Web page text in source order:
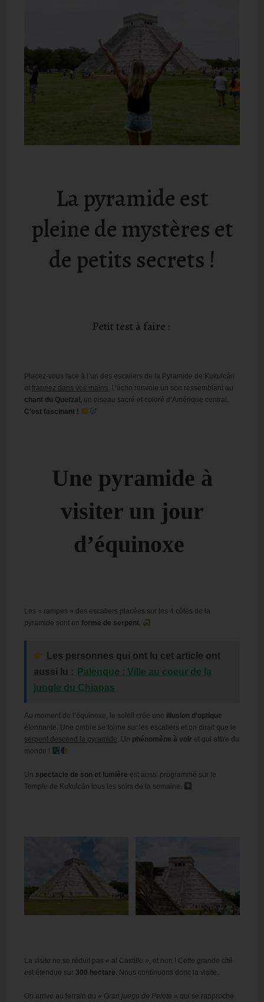
La pyramide est
pleine de mystères et
de petits secrets !
Petit test à faire :
Placez-vous face à l’un des escaliers de la Pyramide de Kukulcán
etfrappez dans vos mains. L’écho renvoie un son ressemblant au
chant du Quetzal, un oiseau sacré et coloré d’Amérique central.
C’est fascinant !
Une pyramide à
visiter un jour
d’équinoxe
Les « rampes » des escaliers placées sur les 4 côtés de la
pyramide sont enforme de serpent.
Les personnes qui ont lu cet article ont
aussi lu : Palenque : Ville au coeur de la
jungle du Chiapas
Au moment de l’équinoxe, le soleil crée une illusion d’optique
étonnante. Une ombre se forme sur les escaliers et on dirait que le
serpent descend la pyramide. Un phénomène à voir et qui attire du
monde !
Un spectacle de son et lumière est aussi programmé sur le
Temple de Kukulcán tous les soirs de la semaine.
La visite ne se réduit pas « al Castillo », et non ! Cette grande cité
est étendue sur 300 hectare. Nous continuons donc la visite.
On arrive au terrain du « Gran juego de Pelote » qui se rapproche